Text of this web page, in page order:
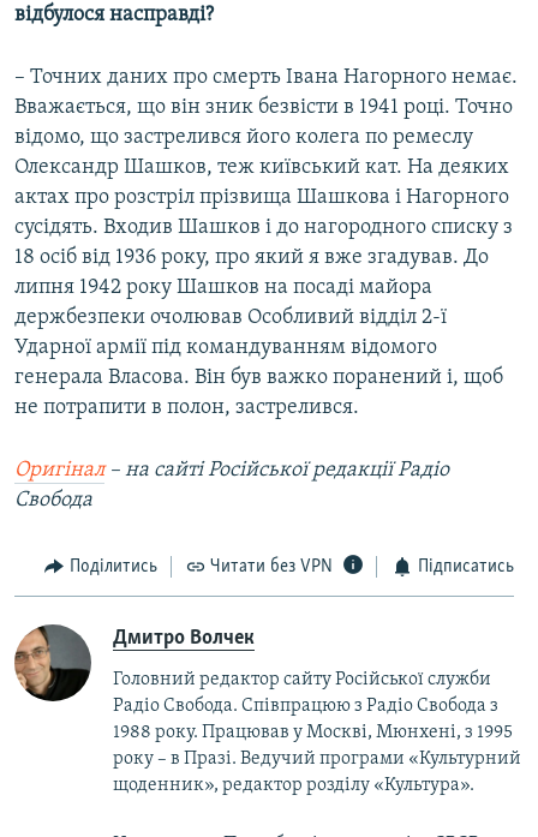
відбулося насправді?
– Точних даних про смерть Івана Нагорного немає.
Вважається, що він зник безвісти в 1941 році. Точно
відомо, що застрелився його колега по ремеслу
Олександр Шашков, теж київський кат. На деяких
актах про розстріл прізвища Шашкова і Нагорного
сусідять. Входив Шашков і до нагородного списку з
18 осіб від 1936 року, про який я вже згадував. До
липня 1942 року Шашков на посаді майора
держбезпеки очолював Особливий відділ 2-ї
Ударної армії під командуванням відомого
генерала Власова. Він був важко поранений і, щоб
не потрапити в полон, застрелився.
Оригінал– на сайті Російської редакції Радіо
Свобода
Поділитись Читати без VPN Підписатись
Дмитро Волчек
Головний редактор сайту Російської служби
Радіо Свобода. Співпрацюю з Радіо Свобода з
1988 року. Працював у Москві, Мюнхені, з 1995
року – в Празі. Ведучий програми «Культурний
щоденник», редактор розділу «Культура».